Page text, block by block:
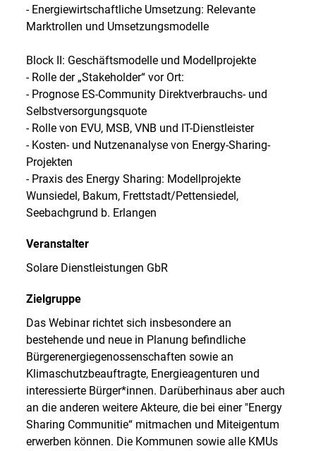
- Energiewirtschaftliche Umsetzung: Relevante
Marktrollen und Umsetzungsmodelle
Block II: Geschäftsmodelle und Modellprojekte
- Rolle der „Stakeholder“ vor Ort:
- Prognose ES-Community Direktverbrauchs- und
Selbstversorgungsquote
- Rolle von EVU, MSB, VNB und IT-Dienstleister
- Kosten- und Nutzenanalyse von Energy-Sharing-
Projekten
- Praxis des Energy Sharing: Modellprojekte
Wunsiedel, Bakum, Frettstadt/Pettensiedel,
Seebachgrund b. Erlangen
Veranstalter
Solare Dienstleistungen GbR
Zielgruppe
Das Webinar richtet sich insbesondere an
bestehende und neue in Planung befindliche
Bürgerenergiegenossenschaften sowie an
Klimaschutzbeauftragte, Energieagenturen und
interessierte Bürger*innen. Darüberhinaus aber auch
an die anderen weitere Akteure, die bei einer "Energy
Sharing Communitie“ mitmachen und Miteigentum
erwerben können. Die Kommunen sowie alle KMUs